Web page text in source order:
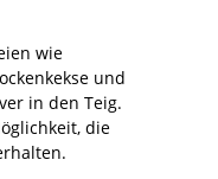
wie
und
in den Teig.
die